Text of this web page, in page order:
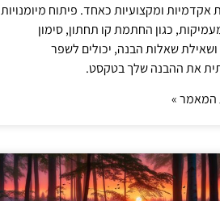
אקדמיות ומקצועיות כאחד. פיתוח מיומנויות
כגון החתמת קו תחתון, סימון
שאלות הבנה, יכולים לשפר
את ההבנה שלך בטקסט.
המאמר »